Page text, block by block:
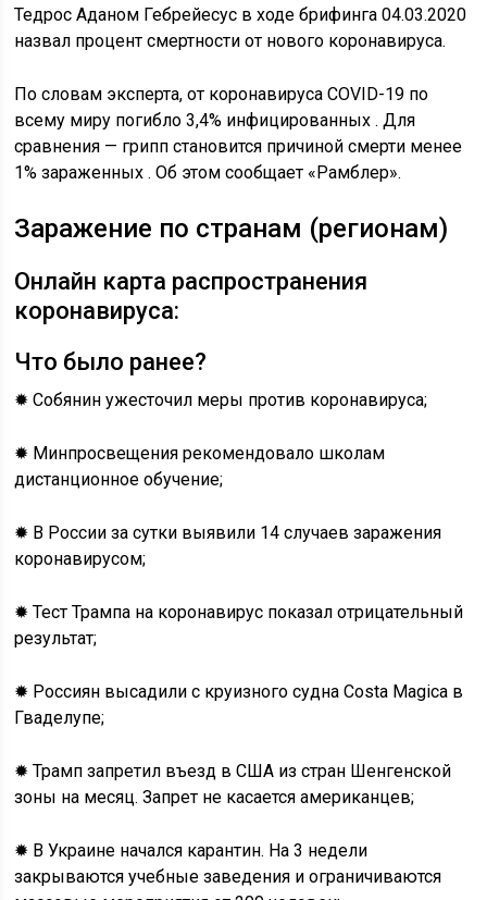
Тедрос Аданом Гебрейесус в ходе брифинга 04.03.2020
назвал процент смертности от нового коронавируса.
По словам эксперта, от коронавируса COVID-19 по
всему миру погибло 3,4% инфицированных . Для
сравнения — грипп становится причиной смерти менее
1% зараженных . Об этом сообщает «Рамблер».
Заражение по странам (регионам)
Онлайн карта распространения
коронавируса:
Что было ранее?
✹ Собянин ужесточил меры против коронавируса;
✹ Минпросвещения рекомендовало школам
дистанционное обучение;
✹ В России за сутки выявили 14 случаев заражения
коронавирусом;
✹ Тест Трампа на коронавирус показал отрицательный
результат;
✹ Россиян высадили с круизного судна Costa Magica в
Гваделупе;
✹ Трамп запретил въезд в США из стран Шенгенской
зоны на месяц. Запрет не касается американцев;
✹ В Украине начался карантин. На 3 недели
закрываются учебные заведения и ограничиваются